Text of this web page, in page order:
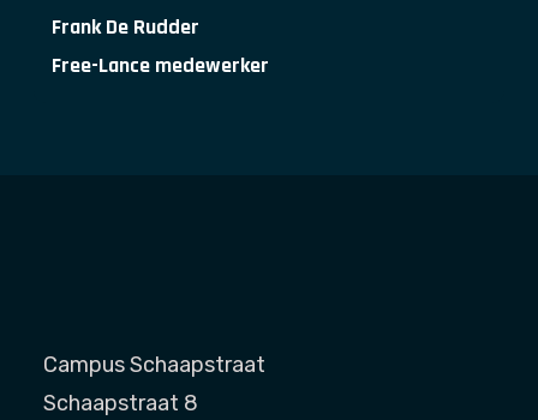
Frank De Rudder
Free-Lance medewerker
Campus Schaapstraat
Schaapstraat 8